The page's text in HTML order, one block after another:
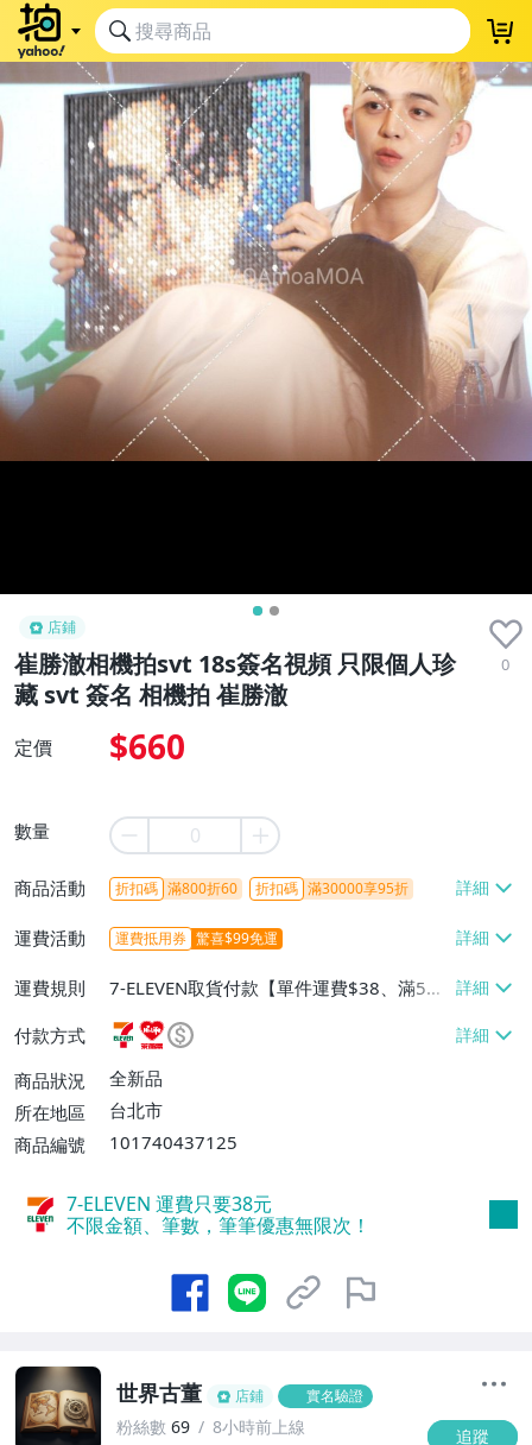
店鋪
崔勝澈相機拍svt 18s簽名視頻 只限個人珍
藏 svt 簽名 相機拍 崔勝澈
0
定價 $660
數量
商品活動 折扣碼 滿800折60 折扣碼 滿30000享95折
運費活動 運費抵用券 驚喜$99免運
運費規則
7-ELEVEN取貨付款【單件運費$38、滿5件
或消費滿$1298免運費】、7-ELEVEN取貨
不付款【免運費】、萊爾富取貨付款【單件
運費$60、滿5件或消費滿$1298免運
費】、宅配/貨運【單件運費$120、滿5件
付款方式
商品狀況
全新品
所在地區
台北市
商品編號
101740437125
7-ELEVEN 運費只要38元
不限金額、筆數，筆筆優惠無限次！
世界古董 店鋪 實名驗證
粉絲數 69 8小時前上線 追蹤